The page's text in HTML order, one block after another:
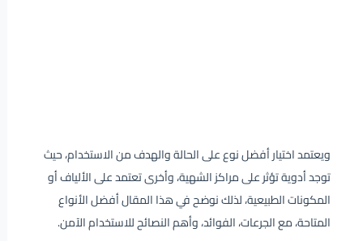
ويعتمد اختيار أفضل نوع على الحالة والهدف من الاستخدام، حيث
توجد أدوية تؤثر على مراكز الشهية، وأخرى تعتمد على الألياف أو
المكونات الطبيعية، لذلك نوضح في هذا المقال أفضل الأنواع
المتاحة، مع الجرعات، الفوائد، وأهم النصائح للاستخدام الآمن.